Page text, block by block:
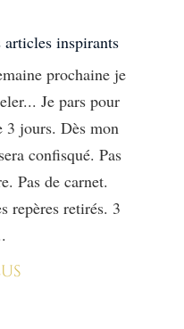
articles inspirants
prochaine je
Je pars pour
3 jours. Dès mon
confisqué. Pas
Pas de carnet.
repères retirés. 3